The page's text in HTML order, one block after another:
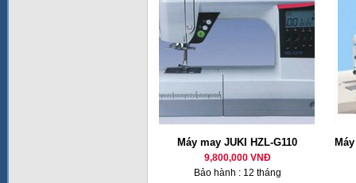
Máy may JUKI HZL-G110
9,800,000 VNĐ
Bảo hành : 12 tháng